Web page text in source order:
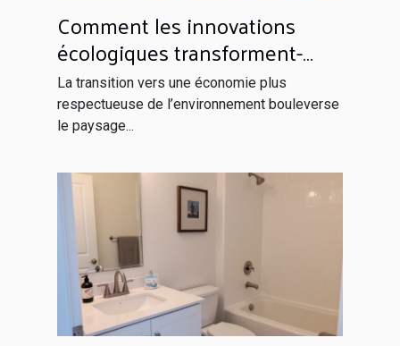
Comment les innovations
écologiques transforment-
elles les industries
traditionnelles ?
La transition vers une économie plus
respectueuse de l’environnement bouleverse
le paysage...